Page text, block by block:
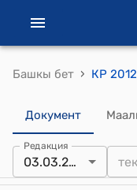
Башкы бет ›
Документ
Редакция
03.03.2023